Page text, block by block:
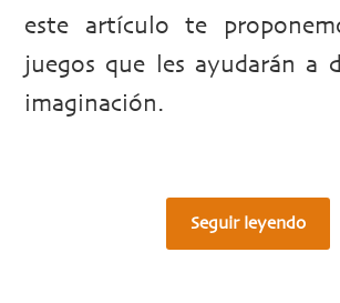
este artículo te
juegos que les ayudarán a
imaginación.
Seguir leyendo